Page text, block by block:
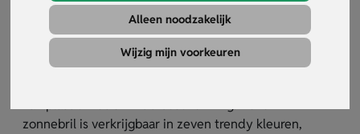
Alleen noodzakelijk
Wijzig mijn voorkeuren
Promotie Zonnebril
Artikelnummer: 26074
zonnebril is verkrijgbaar in zeven trendy kleuren,